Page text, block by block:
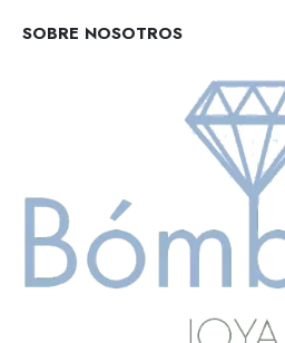
SOBRE NOSOTROS